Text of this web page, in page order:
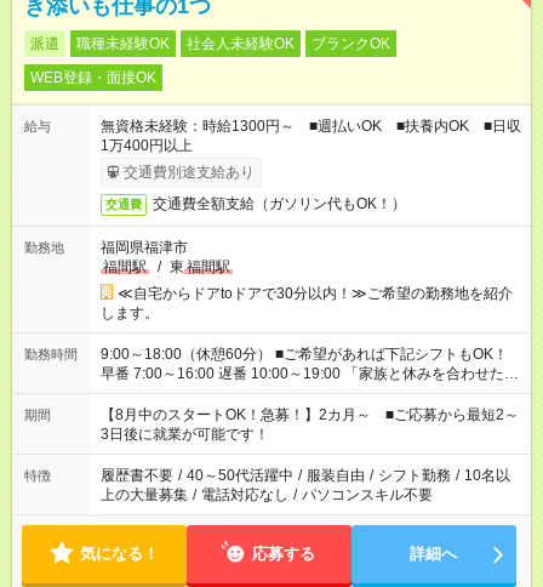
き添いも仕事の1つ
派遣 職種未経験OK 社会人未経験OK
ブランクOK
WEB登録・面接OK
給与
無資格未経験：時給1300円～ ■週払いOK ■扶養内OK ■日収
1万400円以上
交通費別途支給あり
交通費 交通費全額支給（ガソリン代もOK！）
勤務地
福岡県福津市
福間駅
/ 東 福間駅
≪自宅からドアtoドアで30分以内！≫ご希望の勤務地を紹介
します。
勤務時間
9:00～18:00（休憩60分） ■ご希望があれば下記シフトもOK！
早番 7:00～16:00 遅番 10:00～19:00 「家族と休みを合わせた
い」 「余裕を持って夕飯の準備がしたい」 「できれば残業はし
たくない」 など、ご希望を教えてくださいね。 ※Wワーク希望
の方へ 今ご覧のお仕事で希望する勤務時間と、もう1つのお仕事
の勤務時間。 合計で週40時間を超える場合は応募できません。
期間
【8月中のスタートOK！急募！】2カ月～ ■ご応募から最短2～
3日後に就業が可能です！
特徴 履歴書不要 / 40～50代活躍中 / 服装自由 / シフト勤務 / 10名以
上の大量募集 / 電話対応なし / パソコンスキル不要
気になる！ 応募する 詳細へ